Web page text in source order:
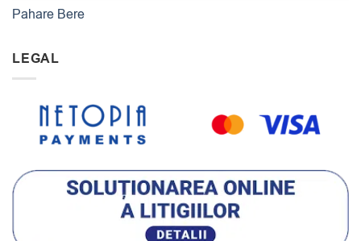
Pahare Bere
LEGAL